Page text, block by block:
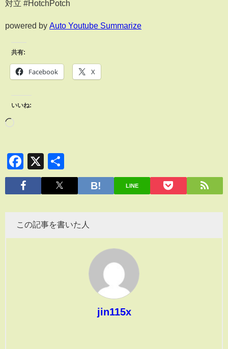
対立 #HotchPotch
powered by Auto Youtube Summarize
共有:
Facebook X
いいね:
Facebook
X
有
LINE
この記事を書いた人
jin115x